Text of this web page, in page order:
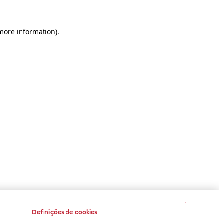
information).
Definições de cookies